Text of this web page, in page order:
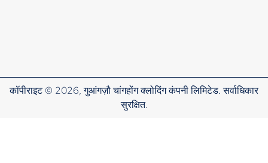
कॉपीराइट © 2026, गुआंगज़ौ चांगहोंग क्लोदिंग कंपनी लिमिटेड. सर्वाधिकार
सुरक्षित.